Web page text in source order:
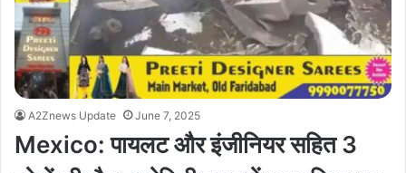
A2Znews Update June 7, 2025
Mexico: पायलट और इंजीनियर सहित 3